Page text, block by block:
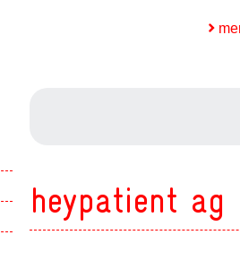
Show subpages
heypatient ag